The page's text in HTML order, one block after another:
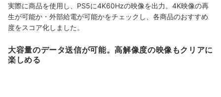
実際に商品を使用し、PS5に4K60Hzの映像を出力。4K映像の再
生が可能か・外部給電が可能かをチェックし、各商品のおすすめ
度をスコア化しました。
大容量のデータ送信が可能。高解像度の映像もクリアに
楽しめる